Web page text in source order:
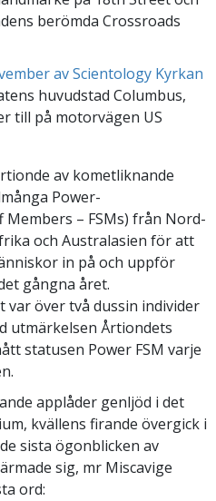
berömda Crossroads
av Scientology Kyrkan
huvudstad Columbus,
till på motorvägen US
av kometliknande
Power-
– FSMs) från Nord-
och Australasien för att
in på och uppför
gångna året.
över två dussin individer
utmärkelsen Årtiondets
statusen Power FSM varje
applåder genljöd i det
kvällens firande övergick i
sista ögonblicken av
sig, mr Miscavige
ord: